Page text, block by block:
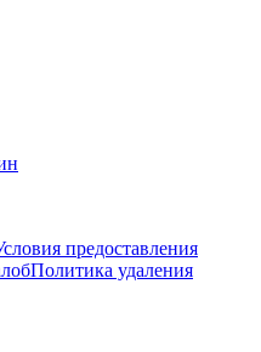
предоставления
Политика удаления